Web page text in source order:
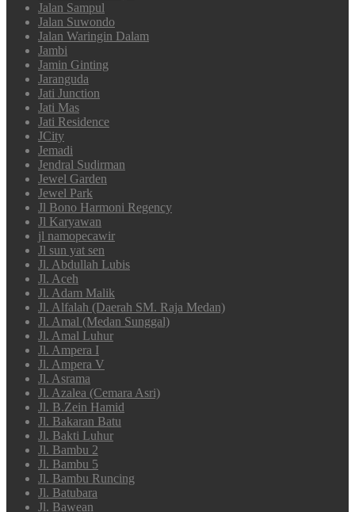
Jalan Sampul
Jalan Suwondo
Jalan Waringin Dalam
Jambi
Jamin Ginting
Jaranguda
Jati Junction
Jati Mas
Jati Residence
JCity
Jemadi
Jendral Sudirman
Jewel Garden
Jewel Park
Jl Bono Harmoni Regency
Jl Karyawan
jl namopecawir
Jl sun yat sen
Jl. Abdullah Lubis
Jl. Aceh
Jl. Adam Malik
Jl. Alfalah (Daerah SM. Raja Medan)
Jl. Amal (Medan Sunggal)
Jl. Amal Luhur
Jl. Ampera I
Jl. Ampera V
Jl. Asrama
Jl. Azalea (Cemara Asri)
Jl. B.Zein Hamid
Jl. Bakaran Batu
Jl. Bakti Luhur
Jl. Bambu 2
Jl. Bambu 5
Jl. Bambu Runcing
Jl. Batubara
Jl. Bawean